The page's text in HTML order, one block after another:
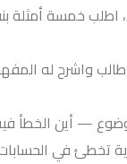
اطلب خمسة أمثلة
طالب واشرح له
— أين الخطأ
تخطئ في